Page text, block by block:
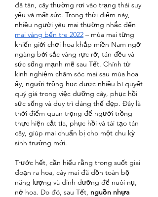
đã tàn, cây thường rơi vào trạng thái suy
yếu và mất sức. Trong thời điểm này,
mai vàng bến tre 2022 – mùa mai từng
khiến giới chơi hoa khắp miền Nam ngỡ
ngàng bởi sắc vàng rực rỡ, tán đều và
sức sống mạnh mẽ sau Tết. Chính từ
kinh nghiệm chăm sóc mai sau mùa hoa
ấy, người trồng học được nhiều bí quyết
quý giá trong việc dưỡng cây, phục hồi
sức sống và duy trì dáng thế đẹp. Đây là
thời điểm quan trọng để người trồng
thực hiện cắt tỉa, phục hồi và tái tạo tán
cây, giúp mai chuẩn bị cho một chu kỳ
sinh trưởng mới.
Trước hết, cần hiểu rằng trong suốt giai
đoạn ra hoa, cây mai đã dồn toàn bộ
năng lượng và dinh dưỡng để nuôi nụ,
nở hoa. Do đó, sau Tết, nguồn nhựa